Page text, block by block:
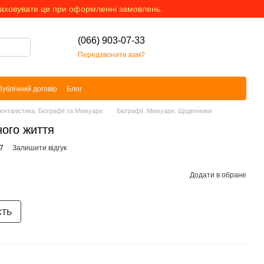
це при оформленні замовлень.
(066) 903-07-33
Передзвонити вам?
договір Блог
Біографії та Мемуари Біографії. Мемуари. Щоденники
життя
Залишити відгук
Додати в обране